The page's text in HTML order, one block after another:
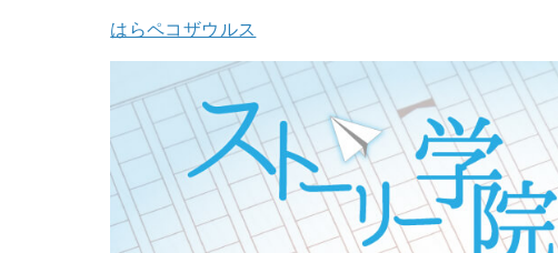
はらペコザウルス